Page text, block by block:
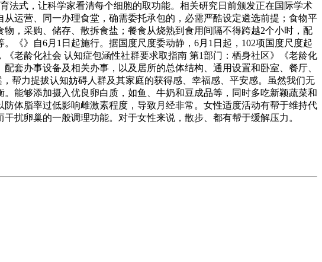
法式，让科学家看清每个细胞的取功能。相关研究日前颁发正在国际学术
运营、同一办理食堂，确需委托承包的，必需严酷设定遴选前提；食物平
，采购、储存、散拆食盐；餐食从烧熟到食用间隔不得跨越2个小时，配
《》自6月1日起施行。据国度尺度委动静，6月1日起，102项国度尺度起
老龄化社会 认知症包涵性社群要求取指南 第1部门：栖身社区》《老龄化
套办事设备及相关办事，以及居所的总体结构、通用设置和卧室、餐厅、
帮力提拔认知妨碍人群及其家庭的获得感、幸福感、平安感。虽然我们无
能够添加摄入优良卵白质，如鱼、牛奶和豆成品等，同时多吃新颖蔬菜和
体脂率过低影响雌激素程度，导致月经非常。女性适度活动有帮于维持代
扰卵巢的一般调理功能。对于女性来说，散步、都有帮于缓解压力。